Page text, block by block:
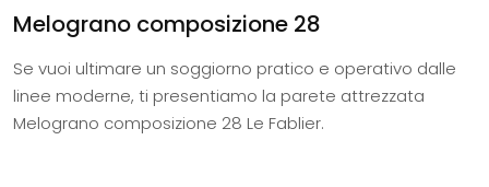
Melograno composizione 28
Se vuoi ultimare un soggiorno pratico e operativo dalle
linee moderne, ti presentiamo la parete attrezzata
Melograno composizione 28 Le Fablier.